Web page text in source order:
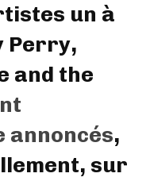
un à
Perry,
and the
annoncés,
sur